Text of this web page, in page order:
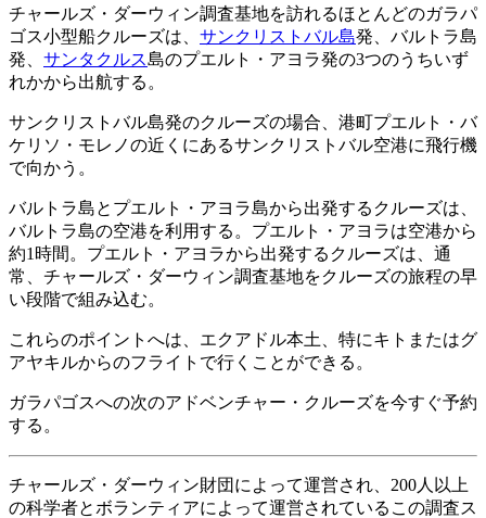
チャールズ・ダーウィン調査基地を訪れるほとんどのガラパ
ゴス小型船クルーズは、 サンクリストバル島発、バルトラ島
発、 サンタクルス島のプエルト・アヨラ発の3つのうちいず
れかから出航する。
サンクリストバル島発のクルーズの場合、港町プエルト・バ
ケリソ・モレノの近くにあるサンクリストバル空港に飛行機
で向かう。
バルトラ島とプエルト・アヨラ島から出発するクルーズは、
バルトラ島の空港を利用する。プエルト・アヨラは空港から
約1時間。プエルト・アヨラから出発するクルーズは、通
常、チャールズ・ダーウィン調査基地をクルーズの旅程の早
い段階で組み込む。
これらのポイントへは、エクアドル本土、特にキトまたはグ
アヤキルからのフライトで行くことができる。
ガラパゴスへの次のアドベンチャー・クルーズを今すぐ予約
する。
チャールズ・ダーウィン財団によって運営され、200人以上
の科学者とボランティアによって運営されているこの調査ス